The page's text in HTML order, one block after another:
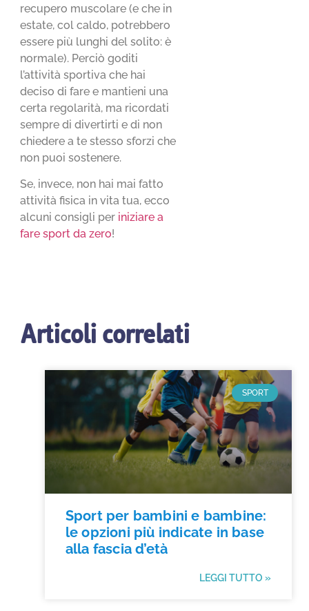
recupero muscolare (e che in
estate, col caldo, potrebbero
essere più lunghi del solito: è
normale). Perciò goditi
l’attività sportiva che hai
deciso di fare e mantieni una
certa regolarità, ma ricordati
sempre di divertirti e di non
chiedere a te stesso sforzi che
non puoi sostenere.
Se, invece, non hai mai fatto
attività fisica in vita tua, ecco
alcuni consigli per iniziare a
fare sport da zero!
Articoli correlati
SPORT
Sport per bambini e bambine:
le opzioni più indicate in base
alla fascia d’età
LEGGI TUTTO »